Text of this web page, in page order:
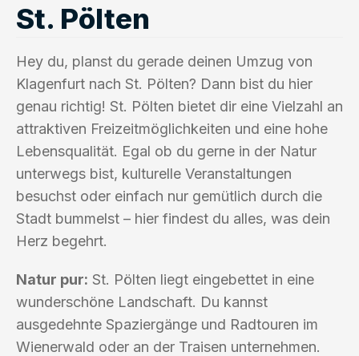
St. Pölten
Hey du, planst du gerade deinen Umzug von
Klagenfurt nach St. Pölten? Dann bist du hier
genau richtig! St. Pölten bietet dir eine Vielzahl an
attraktiven Freizeitmöglichkeiten und eine hohe
Lebensqualität. Egal ob du gerne in der Natur
unterwegs bist, kulturelle Veranstaltungen
besuchst oder einfach nur gemütlich durch die
Stadt bummelst – hier findest du alles, was dein
Herz begehrt.
Natur pur: St. Pölten liegt eingebettet in eine
wunderschöne Landschaft. Du kannst
ausgedehnte Spaziergänge und Radtouren im
Wienerwald oder an der Traisen unternehmen.